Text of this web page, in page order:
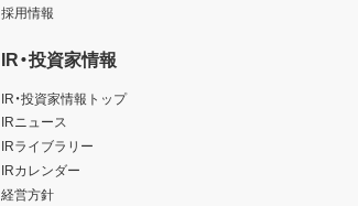
採用情報
IR・投資家情報
IR・投資家情報トップ
IRニュース
IRライブラリー
IRカレンダー
経営方針